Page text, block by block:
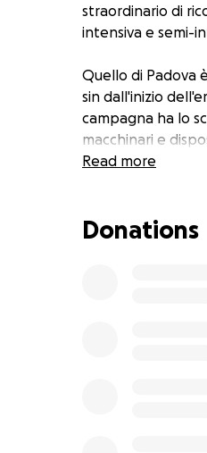
straordinario di
intensiva e semi-
Quello di Padova
sin dall'inizio
campagna ha lo
macchinari e
medici, infermieri
che si sono
Read more
Donations